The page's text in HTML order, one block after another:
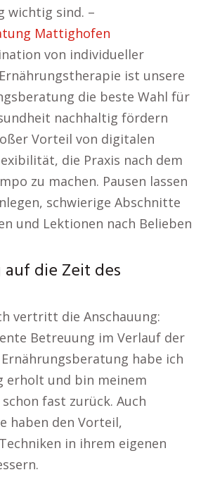
wichtig sind. –
Mattighofen
von individueller
ist unsere
die beste Wahl für
nachhaltig fördern
Vorteil von digitalen
die Praxis nach dem
zu machen. Pausen lassen
schwierige Abschnitte
und Lektionen nach Belieben
die Zeit des
vertritt die Anschauung:
Betreuung im Verlauf der
habe ich
erholt und bin meinem
fast zurück. Auch
haben den Vorteil,
in ihrem eigenen